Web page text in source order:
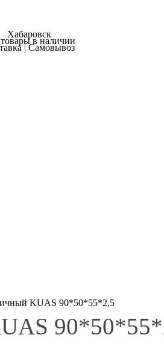
Хабаровск
в наличии
| Самовывоз
KUAS 90*50*55*2,5